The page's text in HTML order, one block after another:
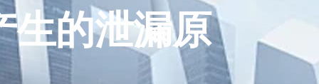
生的泄漏原